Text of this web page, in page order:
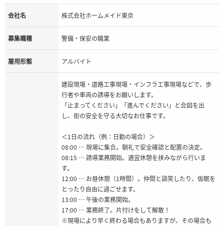
会社名 株式会社ホームメイド東京
募集職種 警備・保安の職業
雇用形態 アルバイト
建設現場・道路工事現場・インフラ工事現場などで、歩
行者や車両の誘導をお願いします。
「止まってください」「進んでください」と合図を出
し、街の安全を守る大切なお仕事です。
＜1日の流れ（例：日勤の場合）＞
08:00 … 現場に集合。朝礼で安全確認と配置の決定。
08:15 … 誘導業務開始。適宜休憩を挟みながら行いま
す。
12:00 … お昼休憩（1時間）。仲間と談笑したり、仮眠を
とったり自由に過ごせます。
13:00 … 午後の業務開始。
17:00 … 業務終了。片付けをして解散！
※現場により早く終わる場合もありますが、その場合も